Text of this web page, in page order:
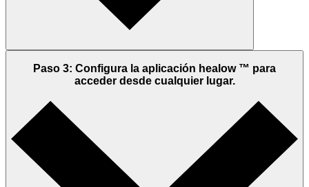
Paso 3: Configura la aplicación healow ™ para
acceder desde cualquier lugar.